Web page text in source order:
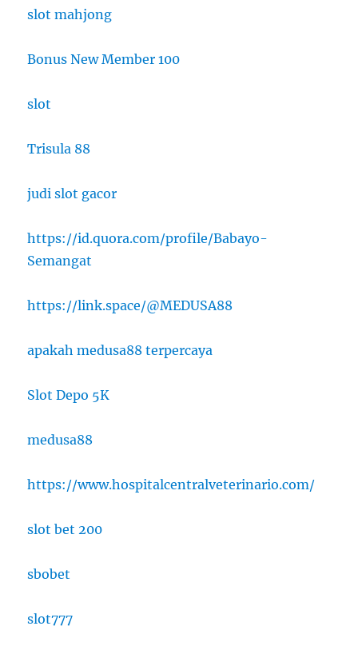
slot mahjong
Bonus New Member 100
slot
Trisula 88
judi slot gacor
https://id.quora.com/profile/Babayo-
Semangat
https://link.space/@MEDUSA88
apakah medusa88 terpercaya
Slot Depo 5K
medusa88
https://www.hospitalcentralveterinario.com/
slot bet 200
sbobet
slot777